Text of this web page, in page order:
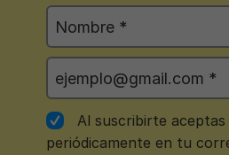
información, lee
VER EL
Recordar mi
Primer
nombre
*
Email
Consentimiento*
Al suscribirte aceptas
periódicamente en tu